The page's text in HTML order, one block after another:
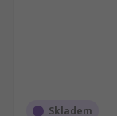
Skladem